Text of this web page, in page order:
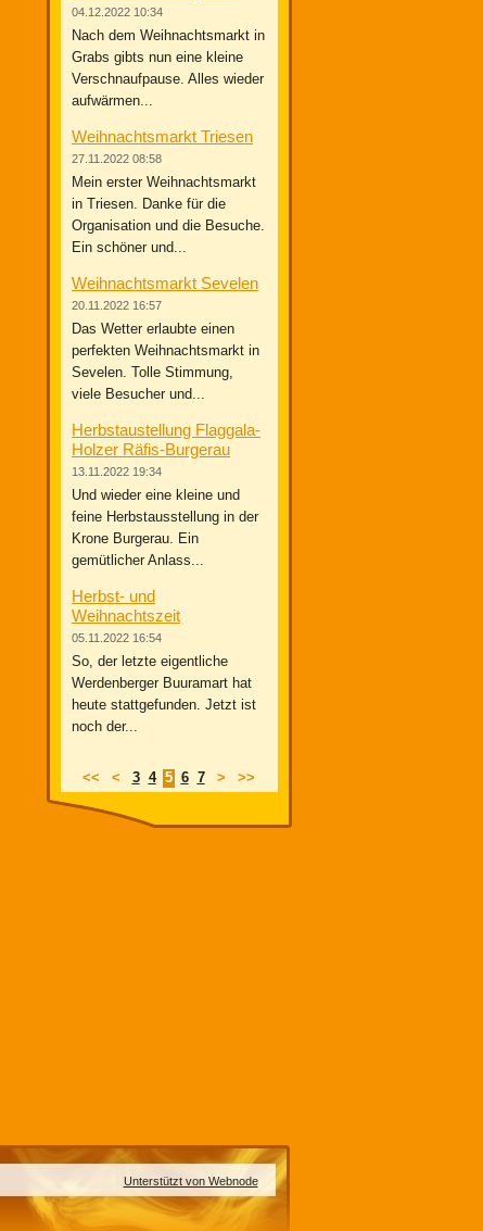
04.12.2022 10:34
Nach dem Weihnachtsmarkt in
Grabs gibts nun eine kleine
Verschnaufpause. Alles wieder
aufwärmen...
Weihnachtsmarkt Triesen
27.11.2022 08:58
Mein erster Weihnachtsmarkt
in Triesen. Danke für die
Organisation und die Besuche.
Ein schöner und...
Weihnachtsmarkt Sevelen
20.11.2022 16:57
Das Wetter erlaubte einen
perfekten Weihnachtsmarkt in
Sevelen. Tolle Stimmung,
viele Besucher und...
Herbstaustellung Flaggala-
Holzer Räfis-Burgerau
13.11.2022 19:34
Und wieder eine kleine und
feine Herbstausstellung in der
Krone Burgerau. Ein
gemütlicher Anlass...
Herbst- und
Weihnachtszeit
05.11.2022 16:54
So, der letzte eigentliche
Werdenberger Buuramart hat
heute stattgefunden. Jetzt ist
noch der...
<< < 3 4 5 6 7 > >>
Unterstützt von Webnode